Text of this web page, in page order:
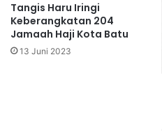
Tangis Haru Iringi
Keberangkatan 204
Jamaah Haji Kota Batu
13 Juni 2023